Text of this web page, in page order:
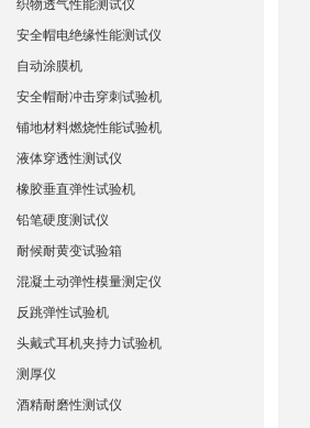
织物透气性能测试仪
安全帽电绝缘性能测试仪
自动涂膜机
安全帽耐冲击穿刺试验机
铺地材料燃烧性能试验机
液体穿透性测试仪
橡胶垂直弹性试验机
铅笔硬度测试仪
耐候耐黄变试验箱
混凝土动弹性模量测定仪
反跳弹性试验机
头戴式耳机夹持力试验机
测厚仪
酒精耐磨性测试仪